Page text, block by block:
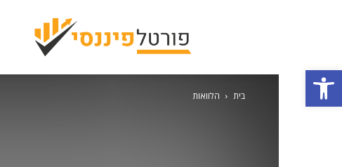
פתח סרגל נגישות
בית הלוואות